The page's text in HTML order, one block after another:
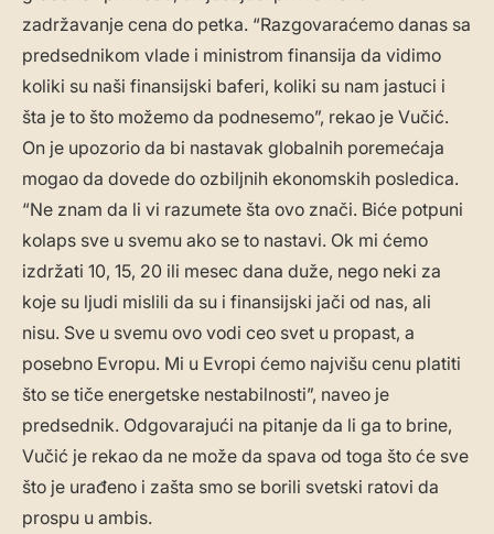
zadržavanje cena do petka. “Razgovaraćemo danas sa
predsednikom vlade i ministrom finansija da vidimo
koliki su naši finansijski baferi, koliki su nam jastuci i
šta je to što možemo da podnesemo”, rekao je Vučić.
On je upozorio da bi nastavak globalnih poremećaja
mogao da dovede do ozbiljnih ekonomskih posledica.
“Ne znam da li vi razumete šta ovo znači. Biće potpuni
kolaps sve u svemu ako se to nastavi. Ok mi ćemo
izdržati 10, 15, 20 ili mesec dana duže, nego neki za
koje su ljudi mislili da su i finansijski jači od nas, ali
nisu. Sve u svemu ovo vodi ceo svet u propast, a
posebno Evropu. Mi u Evropi ćemo najvišu cenu platiti
što se tiče energetske nestabilnosti”, naveo je
predsednik. Odgovarajući na pitanje da li ga to brine,
Vučić je rekao da ne može da spava od toga što će sve
što je urađeno i zašta smo se borili svetski ratovi da
prospu u ambis.